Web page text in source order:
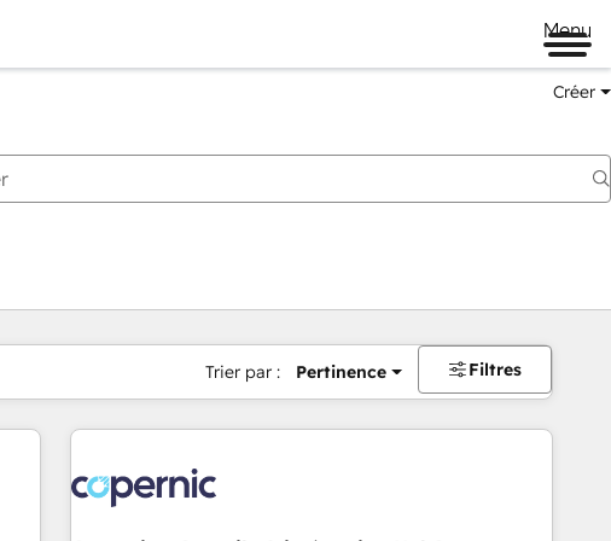
Menu
Créer
Trier par : Pertinence Filtres
Page